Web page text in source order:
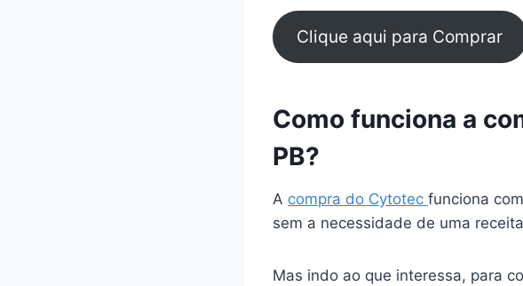
Clique aqui para Comprar
Como funciona a
PB?
A compra do Cytotec funciona
sem a necessidade de uma
Mas indo ao que interessa, para